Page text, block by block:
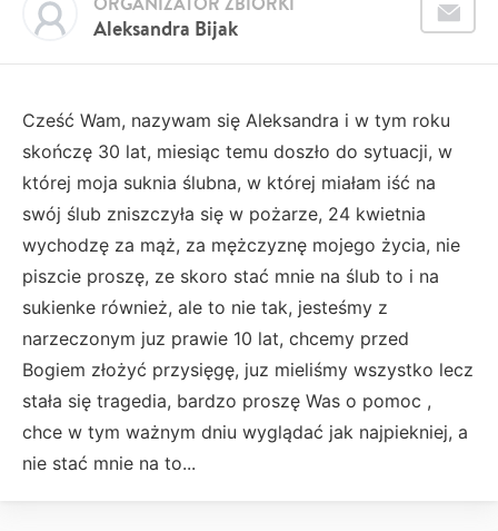
Aleksandra Bijak
Cześć Wam, nazywam się Aleksandra i w tym roku
skończę 30 lat, miesiąc temu doszło do sytuacji, w
której moja suknia ślubna, w której miałam iść na
swój ślub zniszczyła się w pożarze, 24 kwietnia
wychodzę za mąż, za mężczyznę mojego życia, nie
piszcie proszę, ze skoro stać mnie na ślub to i na
sukienke również, ale to nie tak, jesteśmy z
narzeczonym juz prawie 10 lat, chcemy przed
Bogiem złożyć przysięgę, juz mieliśmy wszystko lecz
stała się tragedia, bardzo proszę Was o pomoc ,
chce w tym ważnym dniu wyglądać jak najpiekniej, a
nie stać mnie na to...